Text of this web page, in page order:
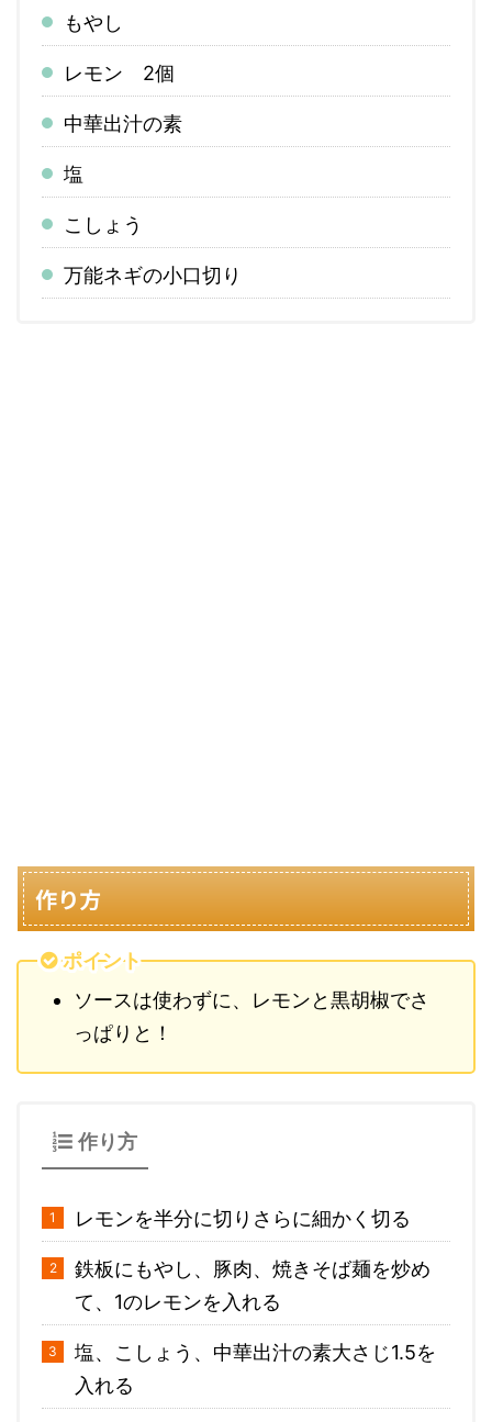
もやし
レモン 2個
中華出汁の素
塩
こしょう
万能ネギの小口切り
作り方
ポイント
ソースは使わずに、レモンと黒胡椒でさ
っぱりと！
作り方
レモンを半分に切りさらに細かく切る
鉄板にもやし、豚肉、焼きそば麺を炒め
て、1のレモンを入れる
塩、こしょう、中華出汁の素大さじ1.5を
入れる